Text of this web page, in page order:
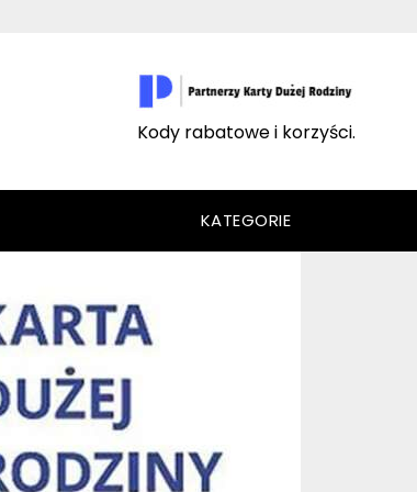
Kody rabatowe i korzyści.
KATEGORIE